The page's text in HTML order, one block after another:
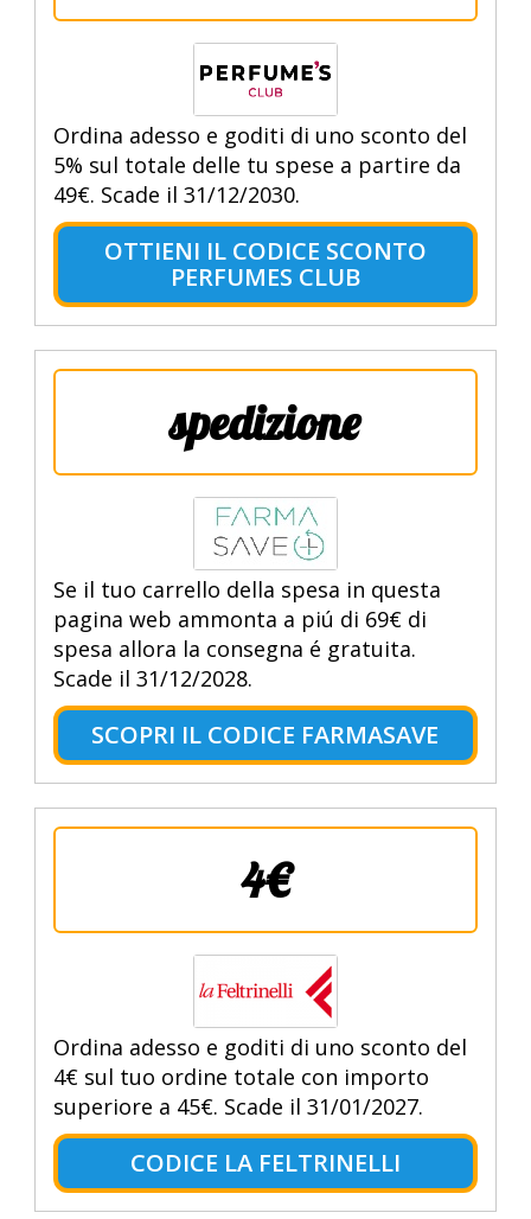
Ordina adesso e goditi di uno sconto del
5% sul totale delle tu spese a partire da
49€. Scade il 31/12/2030.
OTTIENI IL CODICE SCONTO
PERFUMES CLUB
spedizione
Se il tuo carrello della spesa in questa
pagina web ammonta a piú di 69€ di
spesa allora la consegna é gratuita.
Scade il 31/12/2028.
SCOPRI IL CODICE FARMASAVE
4€
Ordina adesso e goditi di uno sconto del
4€ sul tuo ordine totale con importo
superiore a 45€. Scade il 31/01/2027.
CODICE LA FELTRINELLI